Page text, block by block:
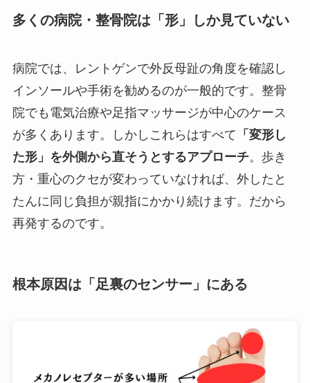
多くの病院・整骨院は「形」しか見ていない
病院では、レントゲンで外反母趾の角度を確認し
インソールや手術を勧めるのが一般的です。整骨
院でも電気治療や足指マッサージが中心のケース
が多くあります。しかしこれらはすべて 「変形し
た形」を外側から直そうとするアプローチ。歩き
方・重心のクセが変わっていなければ、外したと
たんに同じ負担が親指にかかり続けます。だから
再発するのです。
根本原因は「足裏のセンサー」にある